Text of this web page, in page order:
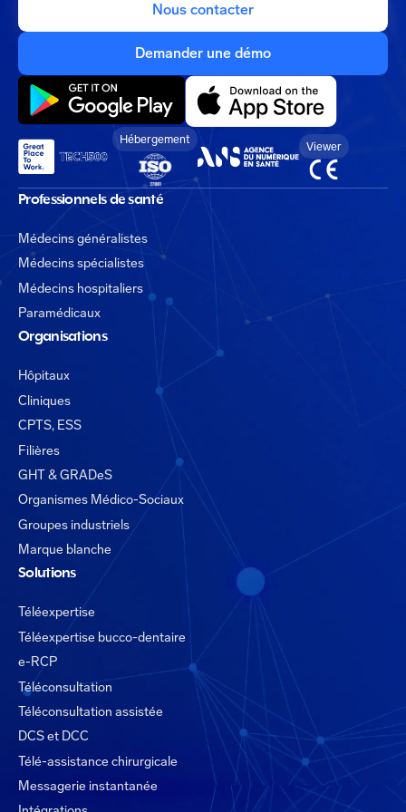
Nous contacter
Demander une démo
Hébergement
Viewer
Professionnels de santé
Médecins généralistes
Médecins spécialistes
Médecins hospitaliers
Paramédicaux
Organisations
Hôpitaux
Cliniques
CPTS, ESS
Filières
GHT & GRADeS
Organismes Médico-Sociaux
Groupes industriels
Marque blanche
Solutions
Téléexpertise
Téléexpertise bucco-dentaire
e-RCP
Téléconsultation
Téléconsultation assistée
DCS et DCC
Télé-assistance chirurgicale
Messagerie instantanée